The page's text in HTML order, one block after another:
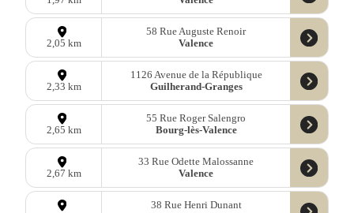
2,05 km
58 Rue Auguste Renoir
Valence
2,33 km
1126 Avenue de la République
Guilherand-Granges
2,65 km
55 Rue Roger Salengro
Bourg-lès-Valence
2,67 km
33 Rue Odette Malossanne
Valence
38 Rue Henri Dunant